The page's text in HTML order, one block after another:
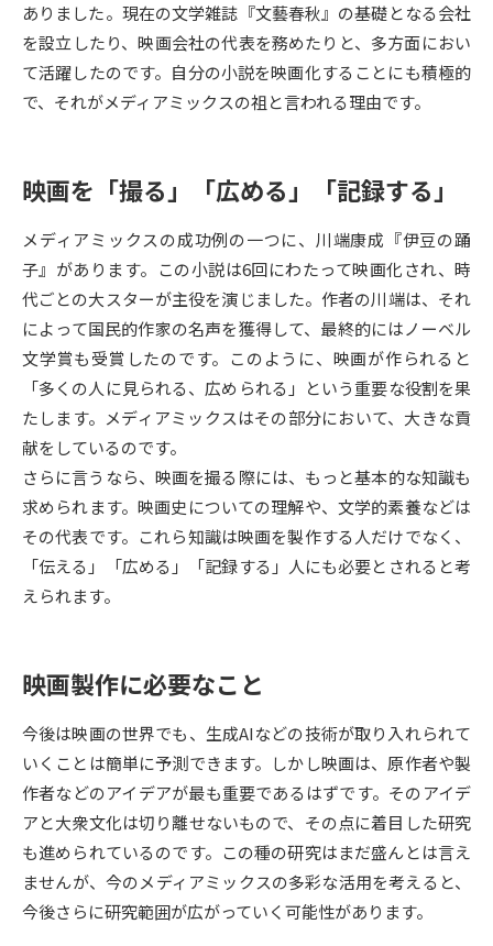
大学で学べる内容や特徴を調べる
新増設大学・学部・学科特集
国際・グローバルに強い大学特
デジタルパンフレット 進路の３択
新学年スタート号特集ページ
（高3生用）
新学年スタート号特集ページ
（高2生用）
SELFBRAND特集ページ
オープンキャンパスなどを調べる
オープンキャンパス検索
来場型・Web型イベント特集 夢ナビライブ
志望校・出願校を調べる
併願校選び 受験スケジュールを立てよう
先輩が入学を決めた理由 テレメール全国一斉進学調査
新生活お役立ちガイド
ありました。現在の文学雑誌『文藝春秋』の基礎となる会社
を設立したり、映画会社の代表を務めたりと、多方面におい
て活躍したのです。自分の小説を映画化することにも積極的
で、それがメディアミックスの祖と言われる理由です。
映画を「撮る」「広める」「記録する」
メディアミックスの成功例の一つに、川端康成『伊豆の踊
子』があります。この小説は6回にわたって映画化され、時
代ごとの大スターが主役を演じました。作者の川端は、それ
によって国民的作家の名声を獲得して、最終的にはノーベル
文学賞も受賞したのです。このように、映画が作られると
「多くの人に見られる、広められる」という重要な役割を果
たします。メディアミックスはその部分において、大きな貢
献をしているのです。
さらに言うなら、映画を撮る際には、もっと基本的な知識も
求められます。映画史についての理解や、文学的素養などは
その代表です。これら知識は映画を製作する人だけでなく、
「伝える」「広める」「記録する」人にも必要とされると考
えられます。
映画製作に必要なこと
今後は映画の世界でも、生成AIなどの技術が取り入れられて
いくことは簡単に予測できます。しかし映画は、原作者や製
作者などのアイデアが最も重要であるはずです。そのアイデ
アと大衆文化は切り離せないもので、その点に着目した研究
も進められているのです。この種の研究はまだ盛んとは言え
ませんが、今のメディアミックスの多彩な活用を考えると、
今後さらに研究範囲が広がっていく可能性があります。